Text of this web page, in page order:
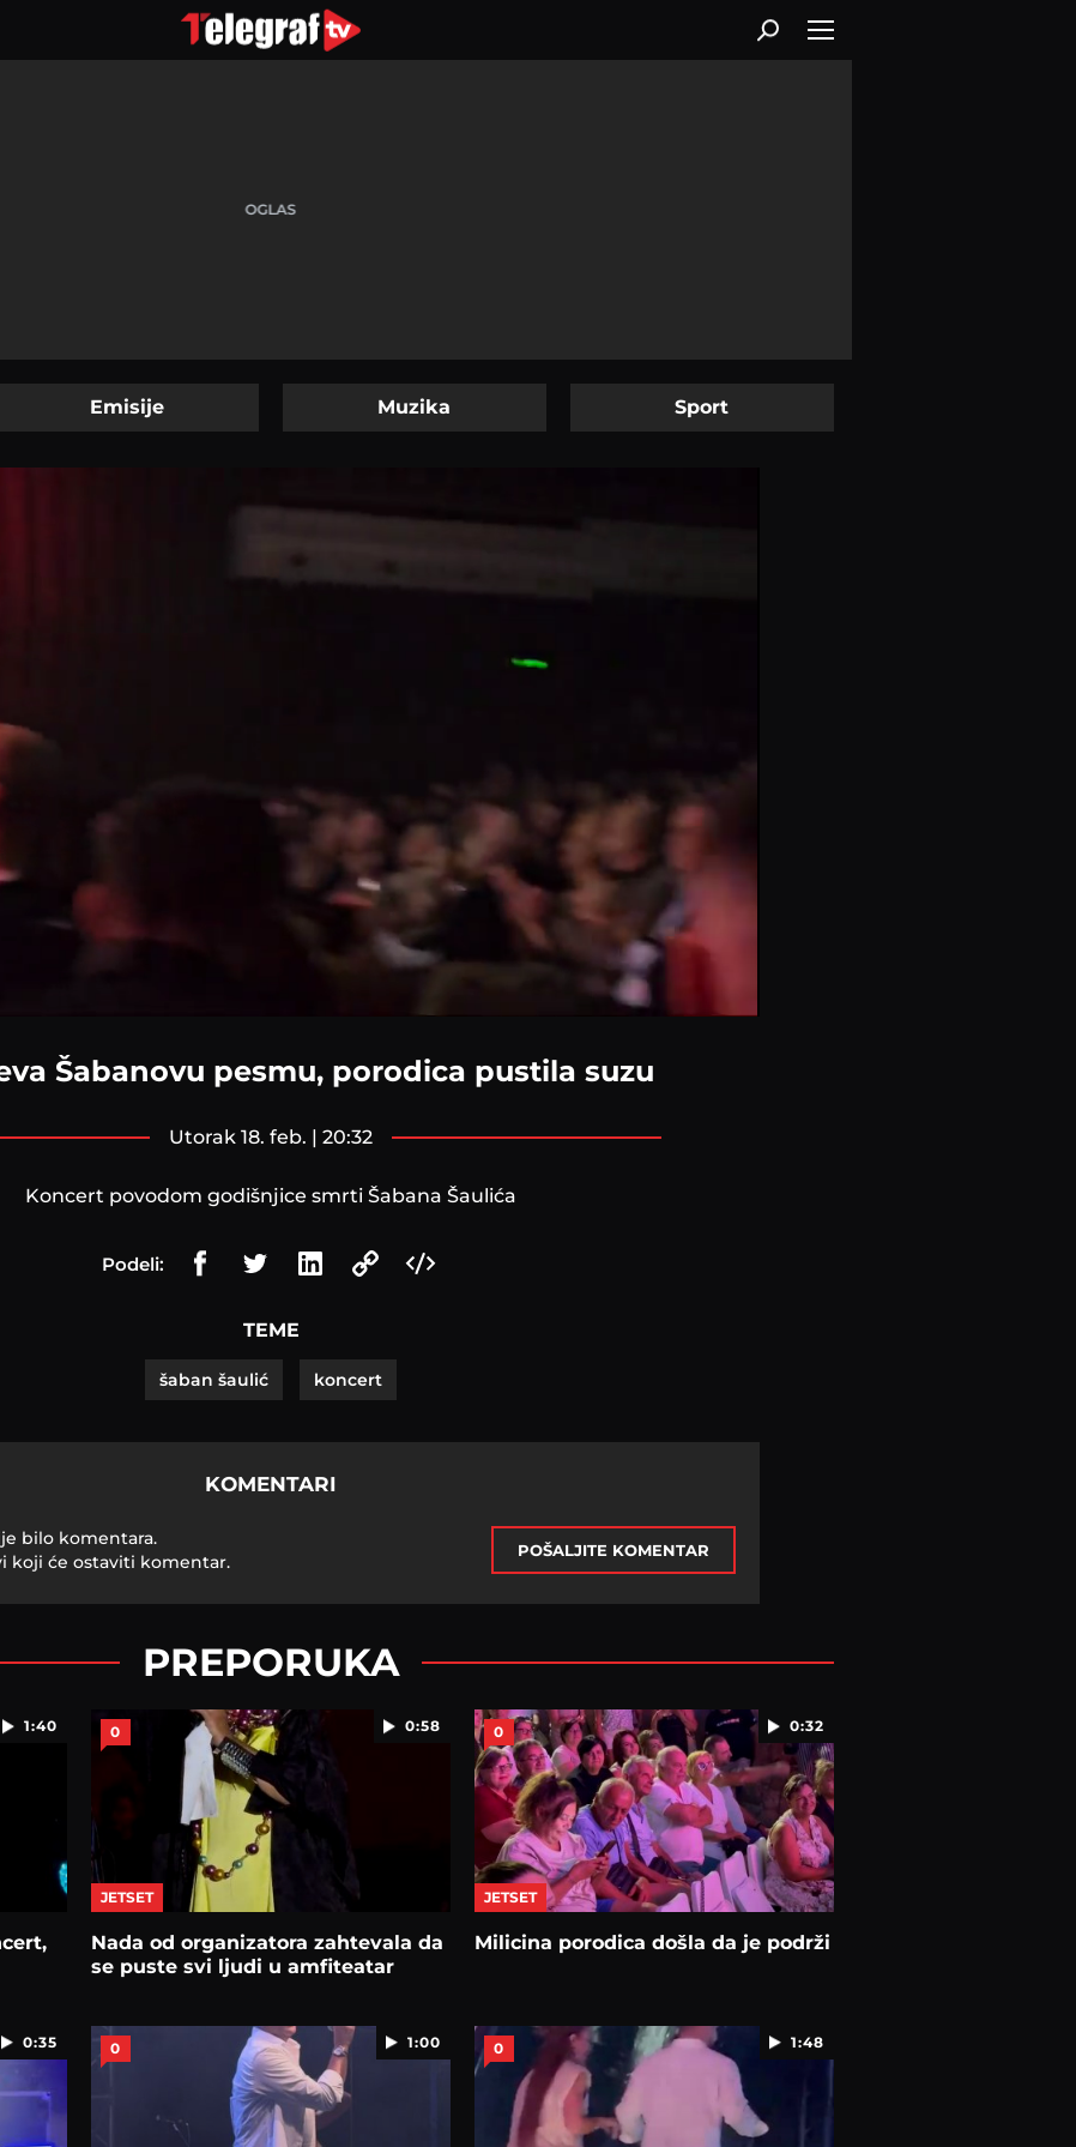
Emisije Muzika Sport
Šabanovu pesmu, porodica pustila suzu
utorak 18. feb. | 20:32
Koncert povodom godišnjice smrti Šabana Šaulića
Podeli:
TEME
šaban šaulić koncert
KOMENTARI
bilo komentara.
koji će ostaviti komentar.
POŠALJITE KOMENTAR
PREPORUKA
1:40 0:58
0
JETSET
Nada od organizatora zahtevala da
se puste svi ljudi u amfiteatar
0:32
0
JETSET
Milicina porodica došla da je podrži
0:35 1:00
0 1:48
0